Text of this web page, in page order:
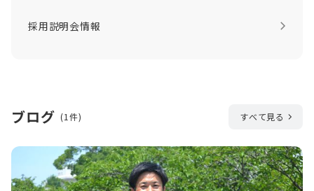
採用説明会情報
ブログ (1件) すべて見る